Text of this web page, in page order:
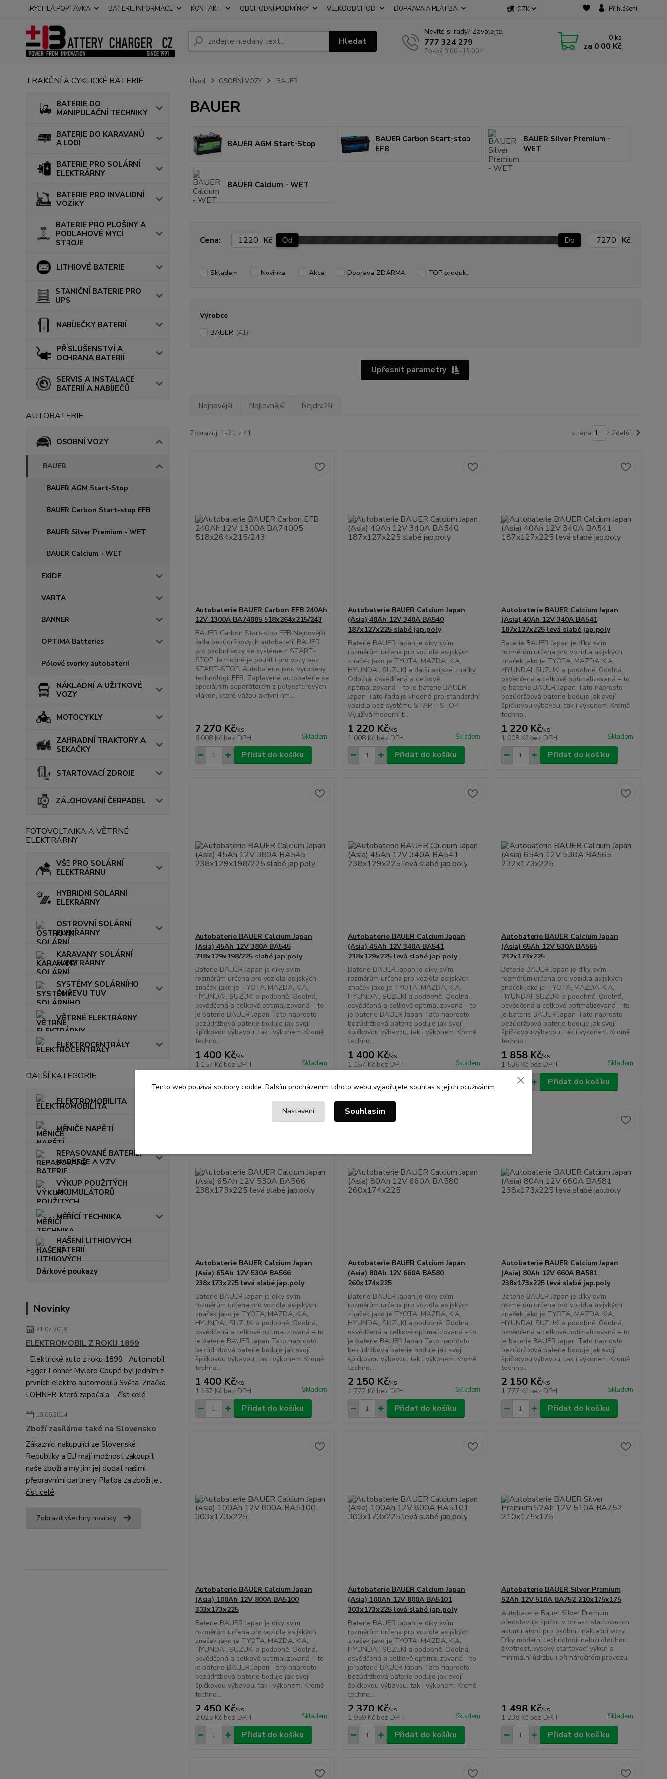
RYCHLÁ POPTÁVKA BATERIE INFORMACE KONTAKT OBCHODNÍ PODMÍNKY VELKOOBCHOD DOPRAVA A PLATBA CZK Přihlášení
Hledat
Nevíte si rady? Zavolejte.
777 324 279
Po-pá 9:00 -15:00h
0 ks
za 0,00 Kč
TRAKČNÍ A CYKLICKÉ BATERIE
BATERIE DO
MANIPULAČNÍ TECHNIKY
BATERIE DO KARAVANŮ
A LODÍ
BATERIE PRO SOLÁRNÍ
ELEKTRÁRNY
BATERIE PRO INVALIDNÍ
VOZÍKY
BATERIE PRO PLOŠINY A
PODLAHOVÉ MYCÍ
STROJE
LITHIOVÉ BATERIE
STANIČNÍ BATERIE PRO
UPS
NABÍJEČKY BATERIÍ
PŘÍSLUŠENSTVÍ A
OCHRANA BATERIÍ
SERVIS A INSTALACE
BATERIÍ A NABÍJEČŮ
AUTOBATERIE
OSOBNÍ VOZY
BAUER
BAUER AGM Start-Stop
BAUER Carbon Start-stop EFB
BAUER Silver Premium - WET
BAUER Calcium - WET
EXIDE
VARTA
BANNER
OPTIMA Batteries
Pólové svorky autobaterií
NÁKLADNÍ A UŽITKOVÉ
VOZY
MOTOCYKLY
ZAHRADNÍ TRAKTORY A
SEKAČKY
STARTOVACÍ ZDROJE
ZÁLOHOVANÍ ČERPADEL
FOTOVOLTAIKA A VĚTRNÉ
ELEKTRÁRNY
VŠE PRO SOLÁRNÍ
ELEKTRÁRNU
HYBRIDNÍ SOLÁRNÍ
ELEKRÁRNY
OSTROVNÍ SOLÁRNÍ
ELEKRÁRNY
KARAVANY SOLÁRNÍ
ELEKTRÁRNY
SYSTÉMY SOLÁRNÍHO
OHŘEVU TUV
VĚTRNÉ ELEKTRÁRNY
ELEKTROCENTRÁLY
DALŠÍ KATEGORIE
ELEKTROMOBILITA
MĚNIČE NAPĚTÍ
REPASOVANÉ BATERIE,
NABÍJEČE A VZV
VÝKUP POUŽITÝCH
AKUMULÁTORŮ
MĚŘÍCÍ TECHNIKA
HAŠENÍ LITHIOVÝCH
BATERIÍ
Dárkové poukazy
Novinky
21.02.2019
ELEKTROMOBIL Z ROKU 1899
Elektrické auto z roku 1899 Automobil
Egger Lohner Mylord Coupé byl jedním z
prvních elektro automobilů Světa. Značka
LOHNER, která započala ... číst celé
13.06.2014
Zboží zasíláme také na Slovensko
Zákazníci nakupující ze Slovenské
Republiky a EU mají možnost zakoupit
naše zboží a my jim jej dodat našimi
přepravními partnery Platba za zboží je...
číst celé
Zobrazit všechny novinky
Úvod OSOBNÍ VOZY BAUER
BAUER
BAUER AGM Start-Stop
BAUER Carbon Start-stop
EFB
BAUER Silver Premium -
WET
BAUER Calcium - WET
Upřesnit parametry
Cena: Kč Od Do Kč
Skladem Novinka Akce Doprava ZDARMA TOP produkt
Výrobce
BAUER (41)
Nejnovější Nejlevnější Nejdražší
Zobrazuji 1-21 z 41 strana z 2další
Autobaterie BAUER Carbon EFB 240Ah
12V 1300A BA74005 518x264x215/243
BAUER Carbon Start-stop EFB Nejnovější
řada bezúdržbových autobaterií BAUER
pro osobní vozy se systémem START-
STOP. Je možné je použít i pro vozy bez
START-STOP. Autobaterie jsou vyrobeny
technologií EFB. Zaplavené autobaterie se
speciálním separátorem z polyesterových
vláken, které vážou aktivní hm...
7 270 Kč/ks
6 008 Kč bez DPH Skladem
Přidat do košíku
Autobaterie BAUER Calcium Japan
(Asia) 40Ah 12V 340A BA540
187x127x225 slabé jap.poly
Baterie BAUER Japan je díky svím
rozměrům určena pro vozidla asijských
značek jako je TYOTA, MAZDA, KIA,
HYUNDAI, SUZUKI a další asijské značky.
Odolná, osvědčená a celkově
optimalizovaná – to je baterie BAUER
Japan Tato řada je vhodná pro standardní
vozidla bez systému START-STOP.
Využívá moderní t...
1 220 Kč/ks
1 008 Kč bez DPH Skladem
Přidat do košíku
Autobaterie BAUER Calcium Japan
(Asia) 40Ah 12V 340A BA541
187x127x225 levá slabé jap.poly
Baterie BAUER Japan je díky svím
rozměrům určena pro vozidla asijských
značek jako je TYOTA, MAZDA, KIA,
HYUNDAI, SUZUKI a podobně. Odolná,
osvědčená a celkově optimalizovaná – to
je baterie BAUER Japan Tato naprosto
bezúdržbová baterie boduje jak svojí
špičkovou výbavou, tak i výkonem. Kromě
techno...
1 220 Kč/ks
1 008 Kč bez DPH Skladem
Přidat do košíku
Autobaterie BAUER Calcium Japan
(Asia) 45Ah 12V 380A BA545
238x129x198/225 slabé jap.poly
Baterie BAUER Japan je díky svím
rozměrům určena pro vozidla asijských
značek jako je TYOTA, MAZDA, KIA,
HYUNDAI, SUZUKI a podobně. Odolná,
osvědčená a celkově optimalizovaná – to
je baterie BAUER Japan Tato naprosto
bezúdržbová baterie boduje jak svojí
špičkovou výbavou, tak i výkonem. Kromě
techno...
1 400 Kč/ks
1 157 Kč bez DPH Skladem
Přidat do košíku
Autobaterie BAUER Calcium Japan
(Asia) 45Ah 12V 340A BA541
238x129x225 levá slabé jap.poly
Baterie BAUER Japan je díky svím
rozměrům určena pro vozidla asijských
značek jako je TYOTA, MAZDA, KIA,
HYUNDAI, SUZUKI a podobně. Odolná,
osvědčená a celkově optimalizovaná – to
je baterie BAUER Japan Tato naprosto
bezúdržbová baterie boduje jak svojí
špičkovou výbavou, tak i výkonem. Kromě
techno...
1 400 Kč/ks
1 157 Kč bez DPH Skladem
Přidat do košíku
Autobaterie BAUER Calcium Japan
(Asia) 65Ah 12V 530A BA565
232x173x225
Baterie BAUER Japan je díky svím
rozměrům určena pro vozidla asijských
značek jako je TYOTA, MAZDA, KIA,
HYUNDAI, SUZUKI a podobně. Odolná,
osvědčená a celkově optimalizovaná – to
je baterie BAUER Japan Tato naprosto
bezúdržbová baterie boduje jak svojí
špičkovou výbavou, tak i výkonem. Kromě
techno...
1 858 Kč/ks
1 536 Kč bez DPH Skladem
Přidat do košíku
Autobaterie BAUER Calcium Japan
(Asia) 65Ah 12V 530A BA566
238x173x225 levá slabé jap.poly
Baterie BAUER Japan je díky svím
rozměrům určena pro vozidla asijských
značek jako je TYOTA, MAZDA, KIA,
HYUNDAI, SUZUKI a podobně. Odolná,
osvědčená a celkově optimalizovaná – to
je baterie BAUER Japan Tato naprosto
bezúdržbová baterie boduje jak svojí
špičkovou výbavou, tak i výkonem. Kromě
techno...
1 400 Kč/ks
1 157 Kč bez DPH Skladem
Přidat do košíku
Autobaterie BAUER Calcium Japan
(Asia) 80Ah 12V 660A BA580
260x174x225
Baterie BAUER Japan je díky svím
rozměrům určena pro vozidla asijských
značek jako je TYOTA, MAZDA, KIA,
HYUNDAI, SUZUKI a podobně. Odolná,
osvědčená a celkově optimalizovaná – to
je baterie BAUER Japan Tato naprosto
bezúdržbová baterie boduje jak svojí
špičkovou výbavou, tak i výkonem. Kromě
techno...
2 150 Kč/ks
1 777 Kč bez DPH Skladem
Přidat do košíku
Autobaterie BAUER Calcium Japan
(Asia) 80Ah 12V 660A BA581
238x173x225 levá slabé jap.poly
Baterie BAUER Japan je díky svím
rozměrům určena pro vozidla asijských
značek jako je TYOTA, MAZDA, KIA,
HYUNDAI, SUZUKI a podobně. Odolná,
osvědčená a celkově optimalizovaná – to
je baterie BAUER Japan Tato naprosto
bezúdržbová baterie boduje jak svojí
špičkovou výbavou, tak i výkonem. Kromě
techno...
2 150 Kč/ks
1 777 Kč bez DPH Skladem
Přidat do košíku
Autobaterie BAUER Calcium Japan
(Asia) 100Ah 12V 800A BA5100
303x173x225
Baterie BAUER Japan je díky svím
rozměrům určena pro vozidla asijských
značek jako je TYOTA, MAZDA, KIA,
HYUNDAI, SUZUKI a podobně. Odolná,
osvědčená a celkově optimalizovaná – to
je baterie BAUER Japan Tato naprosto
bezúdržbová baterie boduje jak svojí
špičkovou výbavou, tak i výkonem. Kromě
techno...
2 450 Kč/ks
2 025 Kč bez DPH Skladem
Přidat do košíku
Autobaterie BAUER Calcium Japan
(Asia) 100Ah 12V 800A BA5101
303x173x225 levá slabé jap.poly
Baterie BAUER Japan je díky svím
rozměrům určena pro vozidla asijských
značek jako je TYOTA, MAZDA, KIA,
HYUNDAI, SUZUKI a podobně. Odolná,
osvědčená a celkově optimalizovaná – to
je baterie BAUER Japan Tato naprosto
bezúdržbová baterie boduje jak svojí
špičkovou výbavou, tak i výkonem. Kromě
techno...
2 370 Kč/ks
1 959 Kč bez DPH Skladem
Přidat do košíku
Autobaterie BAUER Silver Premium
52Ah 12V 510A BA752 210x175x175
Autobaterie Bauer Silver Premium
představuje špičku v oblasti startovacích
akumulátorů pro osobní i nákladní vozy.
Díky moderní technologii nabízí dlouhou
životnost, vysoký startovací výkon a
minimální údržbu i při náročném provozu.
1 498 Kč/ks
1 238 Kč bez DPH Skladem
Přidat do košíku
Tento web používá soubory cookie. Dalším procházením tohoto webu vyjadřujete souhlas s jejich používáním.
Nastavení Souhlasím